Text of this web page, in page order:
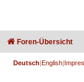
Foren-Übersicht
Deutsch English